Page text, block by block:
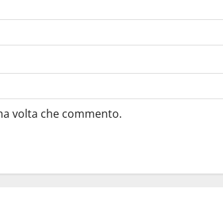
volta che commento.